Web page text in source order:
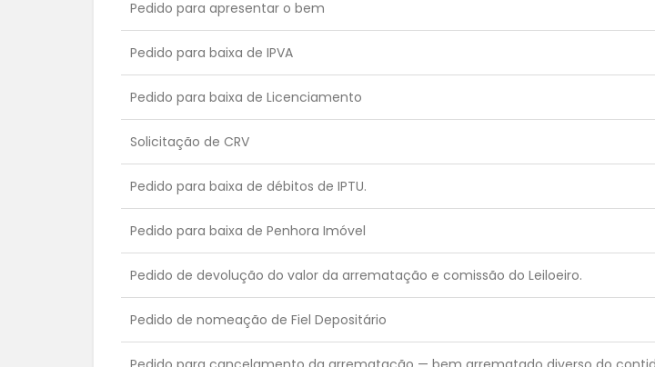
Pedido para apresentar o bem
Pedido para baixa de IPVA
Pedido para baixa de Licenciamento
Solicitação de CRV
Pedido para baixa de débitos de IPTU.
Pedido para baixa de Penhora Imóvel
Pedido de devolução do valor da arrematação e comissão do Leiloeiro.
Pedido de nomeação de Fiel Depositário